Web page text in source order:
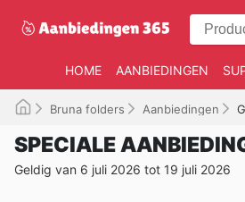
HOME AANBIEDINGEN
Bruna folders Aanbiedingen
SPECIALE
Geldig van 6 juli 2026 tot 19 juli 2026